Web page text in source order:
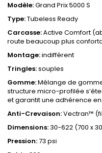
Modèle:Grand Prix 5000 S
Type:Tubeless Ready
Carcasse:Active Comfort
route beaucoup plus
Montage:indifférent
Tringles:souples
Gomme:Mélange de
structure micro-profilée
et garantit une adhérence
Anti-Crevaison:Vectran™
Dimensions:30-622 (700 x
Pression:73 psi